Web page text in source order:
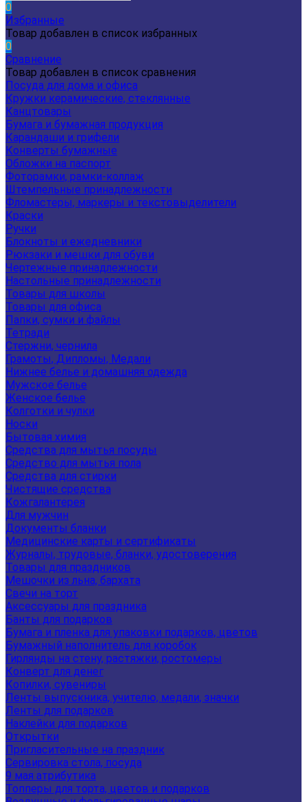
0
Избранные
Товар добавлен в список избранных
0
Сравнение
Товар добавлен в список сравнения
Посуда для дома и офиса
Кружки керамические, стеклянные
Канцтовары
Бумага и бумажная продукция
Карандаши и грифели
Конверты бумажные
Обложки на паспорт
Фоторамки, рамки-коллаж
Штемпельные принадлежности
Фломастеры, маркеры и текстовыделители
Краски
Ручки
Блокноты и ежедневники
Рюкзаки и мешки для обуви
Чертежные принадлежности
Настольные принадлежности
Товары для школы
Товары для офиса
Папки, сумки и файлы
Тетради
Стержни, чернила
Грамоты, Дипломы, Медали
Нижнее белье и домашняя одежда
Мужское белье
Женское белье
Колготки и чулки
Носки
Бытовая химия
Средства для мытья посуды
Средство для мытья пола
Средства для стирки
Чистящие средства
Кожгалантерея
Для мужчин
Документы бланки
Медицинские карты и сертификаты
Журналы, трудовые, бланки, удостоверения
Товары для праздников
Мешочки из льна, бархата
Свечи на торт
Аксессуары для праздника
Банты для подарков
Бумага и пленка для упаковки подарков, цветов
Бумажный наполнитель для коробок
Гирлянды на стену, растяжки, ростомеры
Конверт для денег
Копилки, сувениры
Ленты выпускника, учителю, медали, значки
Ленты для подарков
Наклейки для подарков
Открытки
Пригласительные на праздник
Сервировка стола, посуда
9 мая атрибутика
Топперы для торта, цветов и подарков